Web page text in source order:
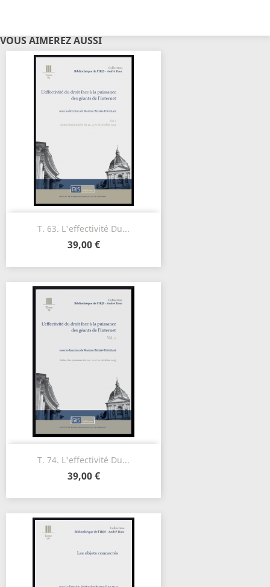
VOUS AIMEREZ AUSSI
T. 63. L'effectivité Du...
39,00 €
T. 74. L'effectivité Du...
39,00 €